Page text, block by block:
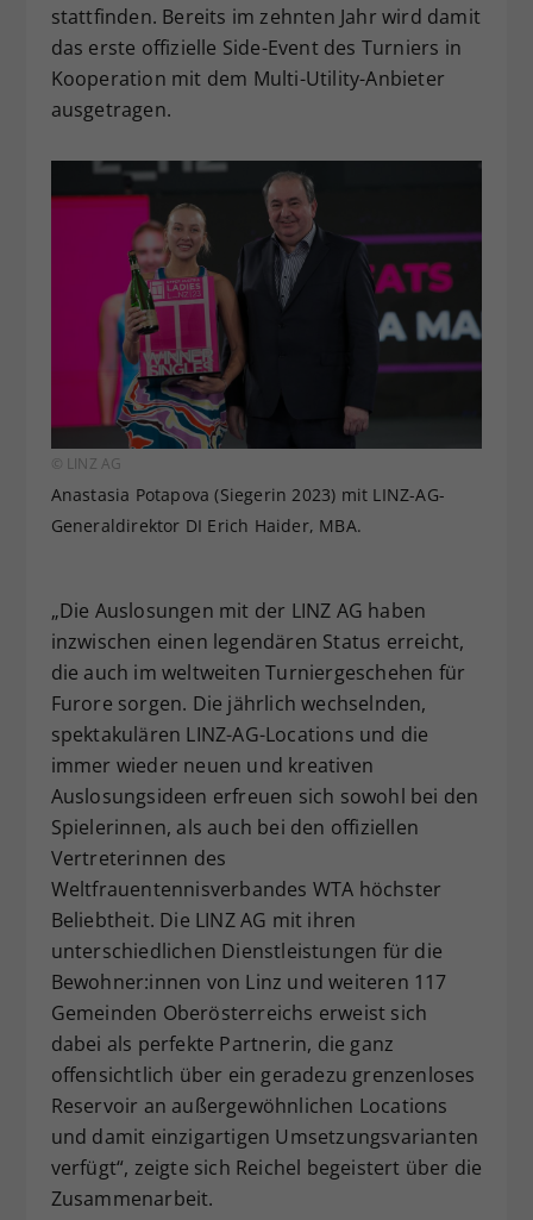
stattfinden. Bereits im zehnten Jahr wird damit
das erste offizielle Side-Event des Turniers in
Kooperation mit dem Multi-Utility-Anbieter
ausgetragen.
© LINZ AG
Anastasia Potapova (Siegerin 2023) mit LINZ-AG-
Generaldirektor DI Erich Haider, MBA.
„Die Auslosungen mit der LINZ AG haben
inzwischen einen legendären Status erreicht,
die auch im weltweiten Turniergeschehen für
Furore sorgen. Die jährlich wechselnden,
spektakulären LINZ-AG-Locations und die
immer wieder neuen und kreativen
Auslosungsideen erfreuen sich sowohl bei den
Spielerinnen, als auch bei den offiziellen
Vertreterinnen des
Weltfrauentennisverbandes WTA höchster
Beliebtheit. Die LINZ AG mit ihren
unterschiedlichen Dienstleistungen für die
Bewohner:innen von Linz und weiteren 117
Gemeinden Oberösterreichs erweist sich
dabei als perfekte Partnerin, die ganz
offensichtlich über ein geradezu grenzenloses
Reservoir an außergewöhnlichen Locations
und damit einzigartigen Umsetzungsvarianten
verfügt“, zeigte sich Reichel begeistert über die
Zusammenarbeit.